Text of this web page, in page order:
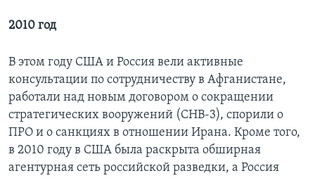
2010 год
В этом году США и Россия вели активные
консультации по сотрудничеству в Афганистане,
работали над новым договором о сокращении
стратегических вооружений (СНВ-3), спорили о
ПРО и о санкциях в отношении Ирана. Кроме того,
в 2010 году в США была раскрыта обширная
агентурная сеть российской разведки, а Россия